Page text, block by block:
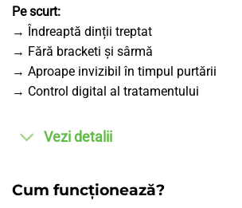
Pe scurt:
→ Îndreaptă dinții treptat
→ Fără bracketi și sârmă
→ Aproape invizibil în timpul purtării
→ Control digital al tratamentului
Vezi detalii
Cum funcționează?